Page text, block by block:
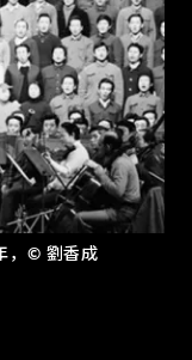
，© 劉香成
搜索